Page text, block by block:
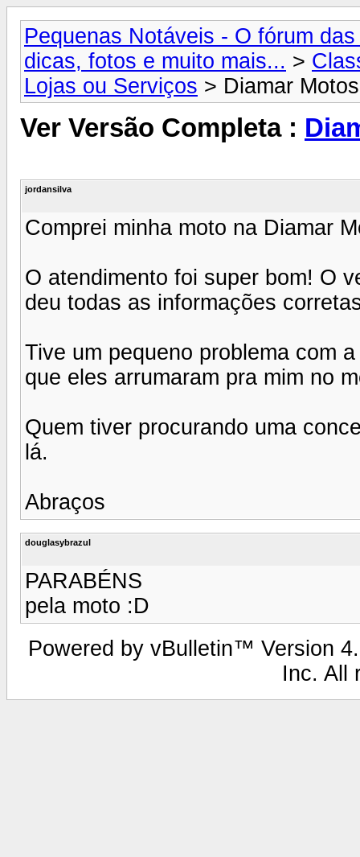
Pequenas Notáveis - O fórum
dicas, fotos e muito mais... >
Lojas ou Serviços > Diamar Motos
Ver Versão Completa :
jordansilva
Comprei minha moto na Diamar
O atendimento foi super bom! O
deu todas as informações
Tive um pequeno problema com
que eles arrumaram pra mim no
Quem tiver procurando uma
lá.
Abraços
douglasybrazul
PARABÉNS
pela moto :D
Powered by vBulletin™ Version
Inc. All